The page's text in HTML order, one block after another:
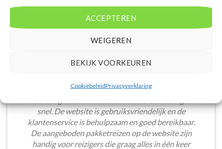
ACCEPTEREN
WEIGEREN
BEKIJK VOORKEUREN
CookiebeleidPrivacyverklaring
Het boeken van een lastminute vakantie via
snel. De website is gebruiksvriendelijk en de
klantenservice is behulpzaam en goed bereikbaar.
De aangeboden pakketreizen op de website zijn
handig voor reizigers die graag alles in één keer